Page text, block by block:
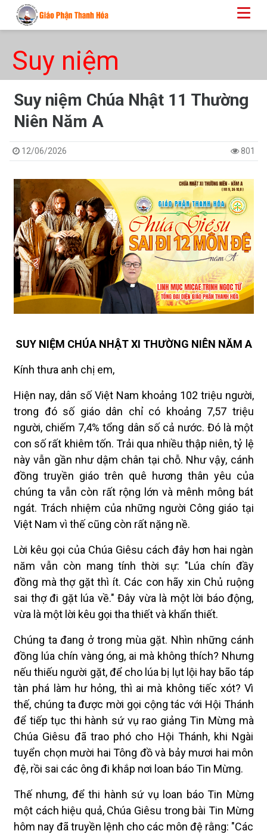
Suy niệm
Suy niệm Chúa Nhật 11 Thường
Niên Năm A
12/06/2026 801
SUY NIỆM CHÚA NHẬT XI THƯỜNG NIÊN NĂM A
Kính thưa anh chị em,
Hiện nay, dân số Việt Nam khoảng 102 triệu người,
trong đó số giáo dân chỉ có khoảng 7,57 triệu
người, chiếm 7,4% tổng dân số cả nước. Đó là một
con số rất khiêm tốn. Trải qua nhiều thập niên, tỷ lệ
này vẫn gần như dậm chân tại chỗ. Như vậy, cánh
đồng truyền giáo trên quê hương thân yêu của
chúng ta vẫn còn rất rộng lớn và mênh mông bát
ngát. Trách nhiệm của những người Công giáo tại
Việt Nam vì thế cũng còn rất nặng nề.
Lời kêu gọi của Chúa Giêsu cách đây hơn hai ngàn
năm vẫn còn mang tính thời sự: "Lúa chín đầy
đồng mà thợ gặt thì ít. Các con hãy xin Chủ ruộng
sai thợ đi gặt lúa về." Đây vừa là một lời báo động,
vừa là một lời kêu gọi tha thiết và khẩn thiết.
Chúng ta đang ở trong mùa gặt. Nhìn những cánh
đồng lúa chín vàng óng, ai mà không thích? Nhưng
nếu thiếu người gặt, để cho lúa bị lụt lội hay bão táp
tàn phá làm hư hỏng, thì ai mà không tiếc xót? Vì
thế, chúng ta được mời gọi cộng tác với Hội Thánh
để tiếp tục thi hành sứ vụ rao giảng Tin Mừng mà
Chúa Giêsu đã trao phó cho Hội Thánh, khi Ngài
tuyển chọn mười hai Tông đồ và bảy mươi hai môn
đệ, rồi sai các ông đi khắp nơi loan báo Tin Mừng.
Thế nhưng, để thi hành sứ vụ loan báo Tin Mừng
một cách hiệu quả, Chúa Giêsu trong bài Tin Mừng
hôm nay đã truyền lệnh cho các môn đệ rằng: "Các